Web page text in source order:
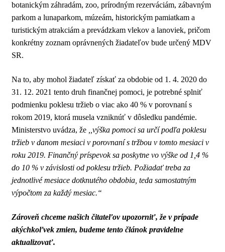
botanickým záhradám, zoo, prírodným rezerváciám, zábavným
parkom a lunaparkom, múzeám, historickým pamiatkam a
turistickým atrakciám a prevádzkam vlekov a lanoviek, pričom
konkrétny zoznam oprávnených žiadateľov bude určený MDV
SR.
Na to, aby mohol žiadateľ získať za obdobie od 1. 4. 2020 do
31. 12. ​2021 tento druh finančnej pomoci, je potrebné splniť
podmienku poklesu tržieb o viac ako 40 % v porovnaní s
rokom 2019, ktorá musela vzniknúť v dôsledku pandémie.
Ministerstvo uvádza, že
,,výška pomoci sa určí podľa poklesu
tržieb v danom mesiaci v porovnaní s tržbou v tomto mesiaci v
roku 2019. Finančný príspevok sa poskytne vo výške od 1,4 %
do 10 % v závislosti od poklesu tržieb. Požiadať treba za
jednotlivé mesiace dotknutého obdobia, teda samostatným
výpočtom za každý mesiac.“
Zároveň chceme našich čitateľov upozorniť, že v prípade
akýchkoľvek zmien, budeme tento článok pravidelne
aktualizovať.